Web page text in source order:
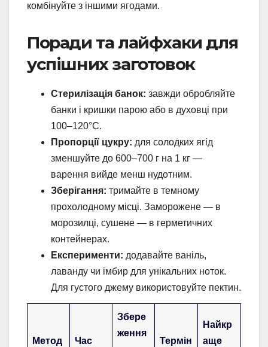
комбінуйте з іншими ягодами.
Поради та лайфхаки для
успішних заготовок
Стерилізація банок: завжди обробляйте
банки і кришки парою або в духовці при
100–120°C.
Пропорції цукру: для солодких ягід
зменшуйте до 600–700 г на 1 кг —
варення вийде менш нудотним.
Зберігання: тримайте в темному
прохолодному місці. Заморожене — в
морозилці, сушене — в герметичних
контейнерах.
Експерименти: додавайте ваніль,
лаванду чи імбир для унікальних ноток.
Для густого джему використовуйте пектин.
Метод Час
Збере
ження
Термін
Найкр
аще